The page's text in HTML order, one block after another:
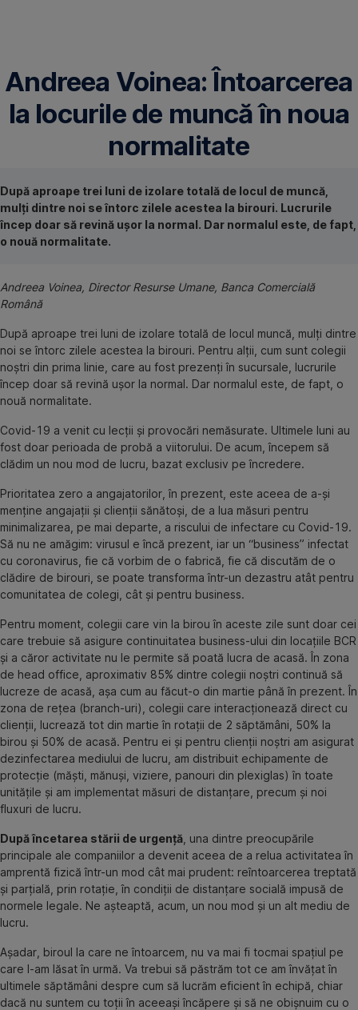
Andreea Voinea: Întoarcerea
la locurile de muncă în noua
normalitate
După aproape trei luni de izolare totală de locul de muncă,
mulți dintre noi se întorc zilele acestea la birouri. Lucrurile
încep doar să revină ușor la normal. Dar normalul este, de fapt,
o nouă normalitate.
Andreea Voinea, Director Resurse Umane, Banca Comercială
Română
După aproape trei luni de izolare totală de locul muncă, mulți dintre
noi se întorc zilele acestea la birouri. Pentru alții, cum sunt colegii
noștri din prima linie, care au fost prezenți în sucursale, lucrurile
încep doar să revină ușor la normal. Dar normalul este, de fapt, o
nouă normalitate.
Covid-19 a venit cu lecții și provocări nemăsurate. Ultimele luni au
fost doar perioada de probă a viitorului. De acum, începem să
clădim un nou mod de lucru, bazat exclusiv pe încredere.
Prioritatea zero a angajatorilor, în prezent, este aceea de a-și
menține angajații și clienții sănătoși, de a lua măsuri pentru
minimalizarea, pe mai departe, a riscului de infectare cu Covid-19.
Să nu ne amăgim: virusul e încă prezent, iar un “business” infectat
cu coronavirus, fie că vorbim de o fabrică, fie că discutăm de o
clădire de birouri, se poate transforma într-un dezastru atât pentru
comunitatea de colegi, cât și pentru business.
Pentru moment, colegii care vin la birou în aceste zile sunt doar cei
care trebuie să asigure continuitatea business-ului din locațiile BCR
și a căror activitate nu le permite să poată lucra de acasă. În zona
de head office, aproximativ 85% dintre colegii noștri continuă să
lucreze de acasă, așa cum au făcut-o din martie până în prezent. În
zona de rețea (branch-uri), colegii care interacționează direct cu
clienții, lucrează tot din martie în rotații de 2 săptămâni, 50% la
birou și 50% de acasă. Pentru ei și pentru clienții noștri am asigurat
dezinfectarea mediului de lucru, am distribuit echipamente de
protecție (măști, mănuși, viziere, panouri din plexiglas) în toate
unitățile și am implementat măsuri de distanțare, precum și noi
fluxuri de lucru.
După încetarea stării de urgență , una dintre preocupările
principale ale companiilor a devenit aceea de a relua activitatea în
amprentă fizică într-un mod cât mai prudent: reîntoarcerea treptată
și parțială, prin rotație, în condiții de distanțare socială impusă de
normele legale. Ne așteaptă, acum, un nou mod și un alt mediu de
lucru.
Așadar, biroul la care ne întoarcem, nu va mai fi tocmai spațiul pe
care l-am lăsat în urmă. Va trebui să păstrăm tot ce am învățat în
ultimele săptămâni despre cum să lucrăm eficient în echipă, chiar
dacă nu suntem cu toții în aceeași încăpere și să ne obișnuim cu o